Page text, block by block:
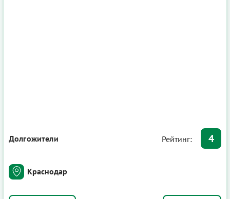
Долгожители Рейтинг: 4
Краснодар